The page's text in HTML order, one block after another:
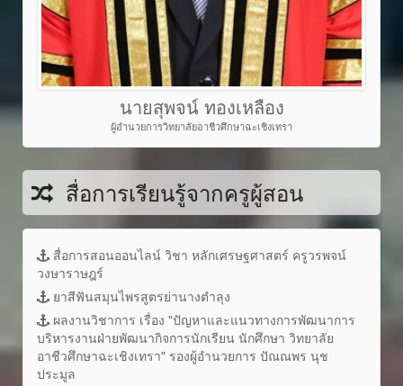
นายสุพจน์ ทองเหลือง
ผู้อำนวยการวิทยาลัยอาชีวศึกษาฉะเชิงเทรา
สื่อการเรียนรู้จากครูผู้สอน
สื่อการสอนออนไลน์ วิชา หลักเศรษฐศาสตร์ ครูวรพจน์
วงษาราษฎร์
ยาสีฟันสมุนไพรสูตรย่านางตำลุง
ผลงานวิชาการ เรื่อง "ปัญหาและแนวทางการพัฒนาการ
บริหารงานฝ่ายพัฒนากิจการนักเรียน นักศึกษา วิทยาลัย
อาชีวศึกษาฉะเชิงเทรา" รองผู้อำนวยการ ปัณณพร นุช
ประมูล